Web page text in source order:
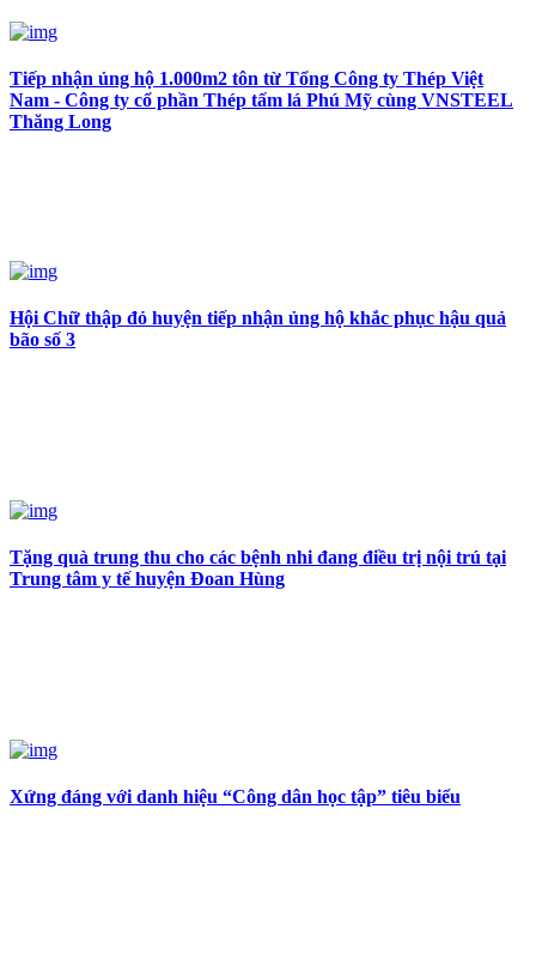
Tiếp nhận ủng hộ 1.000m2 tôn từ Tổng Công ty Thép Việt
Nam - Công ty cổ phần Thép tấm lá Phú Mỹ cùng VNSTEEL
Thăng Long
Hội Chữ thập đỏ huyện tiếp nhận ủng hộ khắc phục hậu quả
bão số 3
Tặng quà trung thu cho các bệnh nhi đang điều trị nội trú tại
Trung tâm y tế huyện Đoan Hùng
Xứng đáng với danh hiệu “Công dân học tập” tiêu biểu